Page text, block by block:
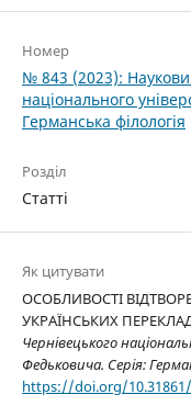
Номер
№ 843 (2023):
національного
Германська філологія
Розділ
Статті
Як цитувати
ОСОБЛИВОСТІ
УКРАЇНСЬКИХ
Чернівецького
Федьковича. Серія:
https://doi.org/10.31861/